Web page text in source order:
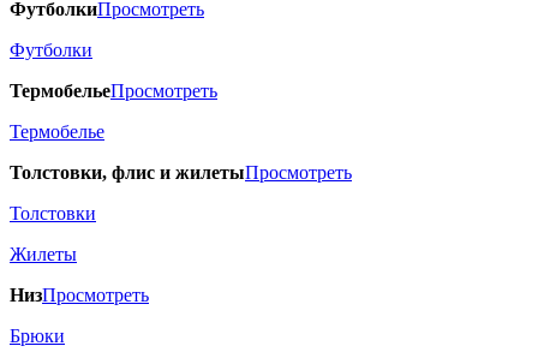
ФутболкиПросмотреть
Футболки
ТермобельеПросмотреть
Термобелье
Толстовки, флис и жилетыПросмотреть
Толстовки
Жилеты
НизПросмотреть
Брюки